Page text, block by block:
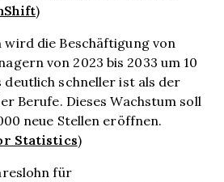
)
wird die Beschäftigung von
von 2023 bis 2033 um 10
deutlich schneller ist als der
Berufe. Dieses Wachstum soll
neue Stellen eröffnen.
Statistics)
für